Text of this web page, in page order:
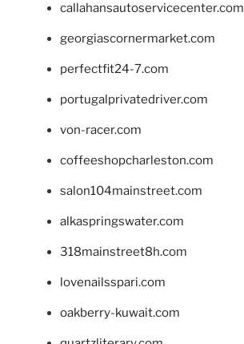
callahansautoservicecenter.com
georgiascornermarket.com
perfectfit24-7.com
portugalprivatedriver.com
von-racer.com
coffeeshopcharleston.com
salon104mainstreet.com
alkaspringswater.com
318mainstreet8h.com
lovenailsspari.com
oakberry-kuwait.com